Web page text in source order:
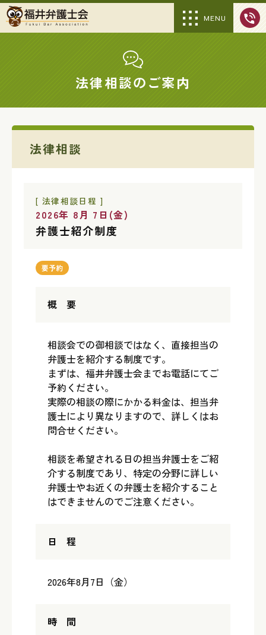
MENU
法律相談のご案内
法律相談
[ 法律相談日程 ]
2026年 8月 7日(金)
弁護士紹介制度
要予約
概 要
相談会での御相談ではなく、直接担当の
弁護士を紹介する制度です。
まずは、福井弁護士会までお電話にてご
予約ください。
実際の相談の際にかかる料金は、担当弁
護士により異なりますので、詳しくはお
問合せください。
相談を希望される日の担当弁護士をご紹
介する制度であり、特定の分野に詳しい
弁護士やお近くの弁護士を紹介すること
はできませんのでご注意ください。
日 程
2026年8月7日（金）
時 間